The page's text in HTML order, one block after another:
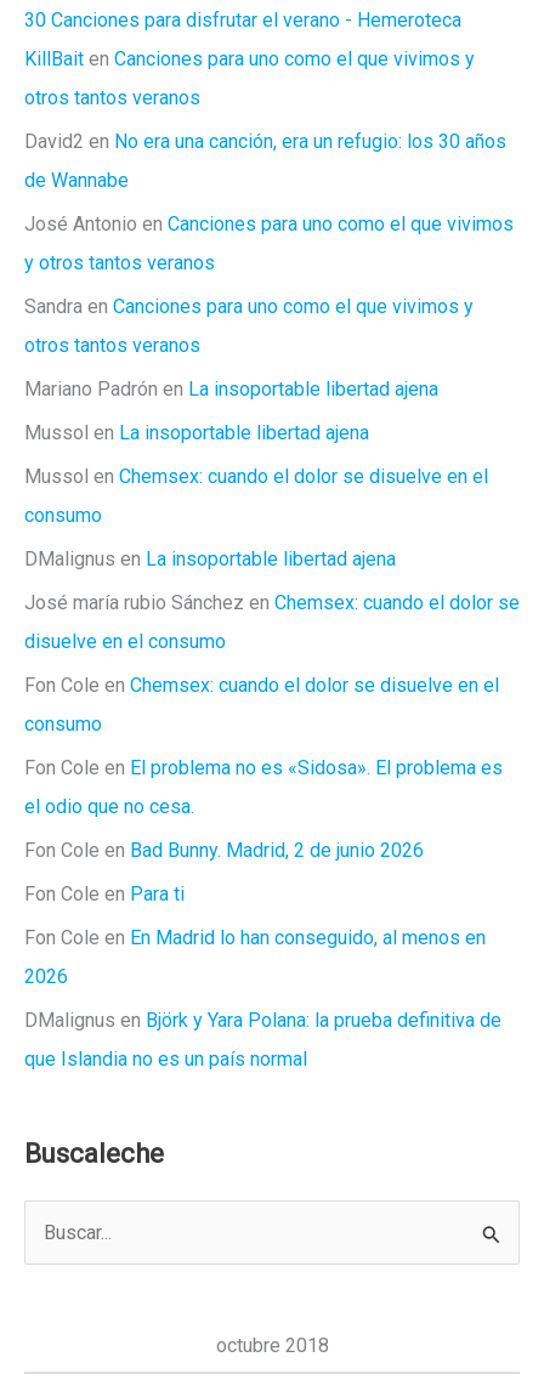
30 Canciones para disfrutar el verano - Hemeroteca
KillBait en Canciones para uno como el que vivimos y
otros tantos veranos
David2 en No era una canción, era un refugio: los 30 años
de Wannabe
José Antonio en Canciones para uno como el que vivimos
y otros tantos veranos
Sandra en Canciones para uno como el que vivimos y
otros tantos veranos
Mariano Padrón en La insoportable libertad ajena
Mussol en La insoportable libertad ajena
Mussol en Chemsex: cuando el dolor se disuelve en el
consumo
DMalignus en La insoportable libertad ajena
José maría rubio Sánchez en Chemsex: cuando el dolor se
disuelve en el consumo
Fon Cole en Chemsex: cuando el dolor se disuelve en el
consumo
Fon Cole en El problema no es «Sidosa». El problema es
el odio que no cesa.
Fon Cole en Bad Bunny. Madrid, 2 de junio 2026
Fon Cole en Para ti
Fon Cole en En Madrid lo han conseguido, al menos en
2026
DMalignus en Björk y Yara Polana: la prueba definitiva de
que Islandia no es un país normal
Buscaleche
octubre 2018